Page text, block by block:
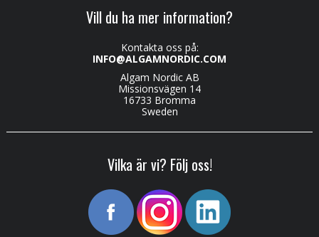
Vill du ha mer information?
Kontakta oss på:
INFO@ALGAMNORDIC.COM
Algam Nordic AB
Missionsvägen 14
16733 Bromma
Sweden
Vilka är vi? Följ oss!